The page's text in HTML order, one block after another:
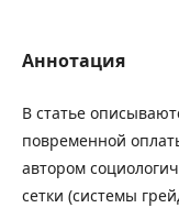
Аннотация
В статье
повременной
автором
сетки (системы